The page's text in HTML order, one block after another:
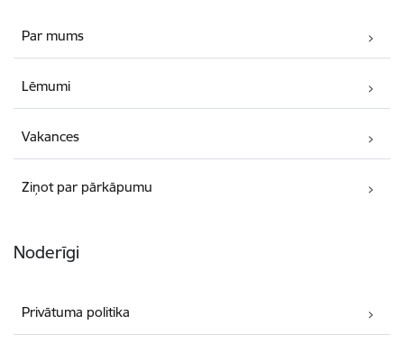
Par mums
Lēmumi
Vakances
Ziņot par pārkāpumu
Noderīgi
Privātuma politika